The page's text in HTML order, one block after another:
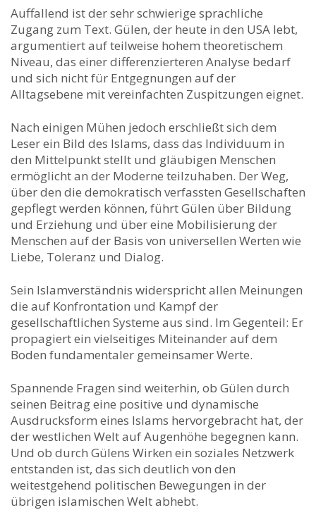
Auffallend ist der sehr schwierige sprachliche
Zugang zum Text. Gülen, der heute in den USA lebt,
argumentiert auf teilweise hohem theoretischem
Niveau, das einer differenzierteren Analyse bedarf
und sich nicht für Entgegnungen auf der
Alltagsebene mit vereinfachten Zuspitzungen eignet.
Nach einigen Mühen jedoch erschließt sich dem
Leser ein Bild des Islams, dass das Individuum in
den Mittelpunkt stellt und gläubigen Menschen
ermöglicht an der Moderne teilzuhaben. Der Weg,
über den die demokratisch verfassten Gesellschaften
gepflegt werden können, führt Gülen über Bildung
und Erziehung und über eine Mobilisierung der
Menschen auf der Basis von universellen Werten wie
Liebe, Toleranz und Dialog.
Sein Islamverständnis widerspricht allen Meinungen
die auf Konfrontation und Kampf der
gesellschaftlichen Systeme aus sind. Im Gegenteil: Er
propagiert ein vielseitiges Miteinander auf dem
Boden fundamentaler gemeinsamer Werte.
Spannende Fragen sind weiterhin, ob Gülen durch
seinen Beitrag eine positive und dynamische
Ausdrucksform eines Islams hervorgebracht hat, der
der westlichen Welt auf Augenhöhe begegnen kann.
Und ob durch Gülens Wirken ein soziales Netzwerk
entstanden ist, das sich deutlich von den
weitestgehend politischen Bewegungen in der
übrigen islamischen Welt abhebt.